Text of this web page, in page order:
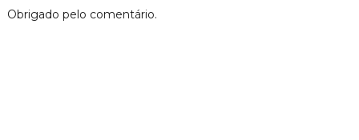
Obrigado pelo comentário.